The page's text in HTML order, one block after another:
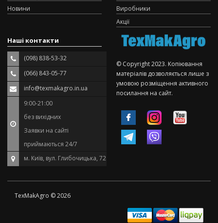
Новини
Виробники
Акції
Наші контакти
(098) 838-53-32
(066) 843-05-77
info@texmakagro.in.ua
9:00-21:00
без вихідних
Заявки на сайті
приймаються 24/7
м. Київ, вул. Глибочицька, 72
© Copyright 2023. Копіювання
матеріалів дозволяється лише з
умовою розміщення активного
посилання на сайт.
TexMakAgro © 2026